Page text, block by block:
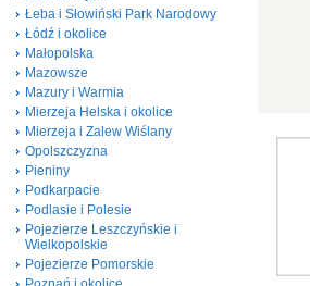
Łeba i Słowiński Park Narodowy
Łódź i okolice
Małopolska
Mazowsze
Mazury i Warmia
Mierzeja Helska i okolice
Mierzeja i Zalew Wiślany
Opolszczyzna
Pieniny
Podkarpacie
Podlasie i Polesie
Pojezierze Leszczyńskie i
Wielkopolskie
Pojezierze Pomorskie